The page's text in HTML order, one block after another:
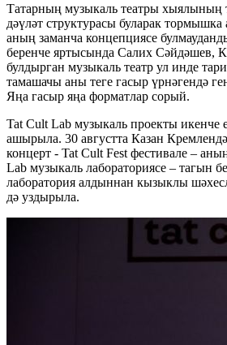
Татарның музыкаль театры хыялының
дәүләт структурасы буларак
аның заманча концепциясе
беренче яртысында Салих Сәйдәшев,
булдырган музыкаль театр ул инде
тамашачы аны теге гасыр үрнәгендә
Яңа гасыр яңа форматлар сорый.
Tat Cult Lab музыкаль проекты икенче
ашырыла. 30 августта Казан
концерт - Tat Cult Fest фестивале –
Lab музыкаль лабораториясе – тагын
лаборатория алдыннан кызыклы
дә уздырыла.